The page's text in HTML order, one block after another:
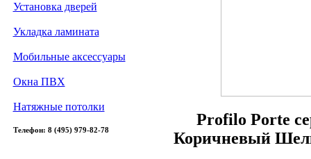
Установка дверей
Укладка ламината
Мобильные аксессуары
Окна ПВХ
Натяжные потолки
Телефон: 8 (495) 979-82-78
Profilo Porte
Коричневый